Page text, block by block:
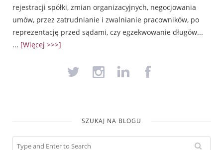
rejestracji spółki, zmian organizacyjnych, negocjowania
umów, przez zatrudnianie i zwalnianie pracowników, po
reprezentację przed sądami, czy egzekwowanie długów...
... [Więcej >>>]
SZUKAJ NA BLOGU